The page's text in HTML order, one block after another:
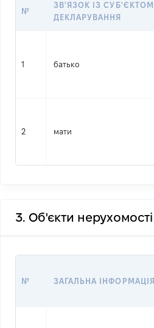
№
ЗВ'ЯЗОК ІЗ СУБ'ЄКТОМ
ДЕКЛАРУВАННЯ
1 батько
2 мати
3. Об'єкти нерухомості
№ ЗАГАЛЬНА ІНФОРМАЦІЯ